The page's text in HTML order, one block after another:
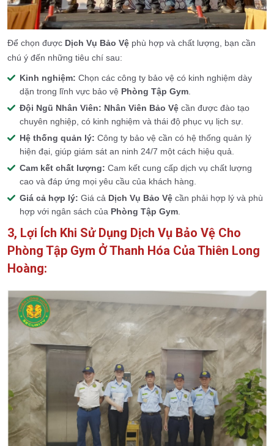
Để chọn được Dịch Vụ Bảo Vệ phù hợp và chất lượng, bạn cần
chú ý đến những tiêu chí sau:
Kinh nghiệm: Chọn các công ty bảo vệ có kinh nghiệm dày
dặn trong lĩnh vực bảo vệ Phòng Tập Gym
Đội Ngũ Nhân Viên: Nhân Viên Bảo Vệ cần được đào tạo
chuyên nghiệp, có kinh nghiệm và thái độ phục vụ lịch sự.
Hệ thống quản lý: Công ty bảo vệ cần có hệ thống quản lý
hiện đại, giúp giám sát an ninh 24/7 một cách hiệu quả.
Cam kết chất lượng: Cam kết cung cấp dịch vụ chất lượng
cao và đáp ứng mọi yêu cầu của khách hàng.
Giá cả hợp lý: Giá cả Dịch Vụ Bảo Vệ cần phải hợp lý và phù
hợp với ngân sách của Phòng Tập Gym
3, Lợi Ích Khi Sử Dụng Dịch Vụ Bảo Vệ Cho
Phòng Tập Gym Ở Thanh Hóa Của Thiên Long
Hoàng: